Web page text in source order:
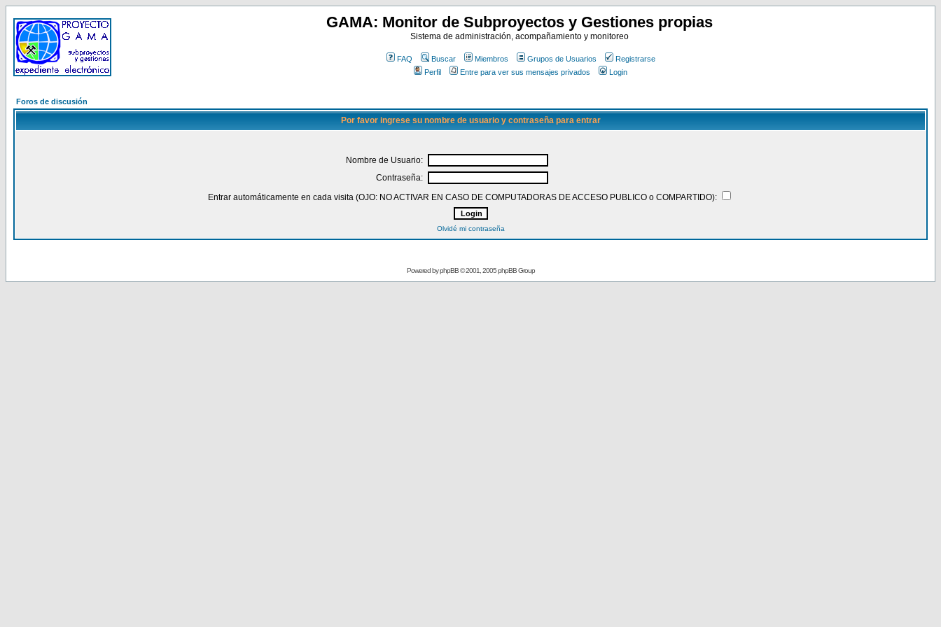
GAMA: Monitor de Subproyectos y Gestiones propias
Sistema de administración, acompañamiento y monitoreo
FAQ Buscar Miembros Grupos de Usuarios
Registrarse
Perfil
Entre para ver sus mensajes privados Login
Foros de discusión
Por favor ingrese su nombre de usuario y contraseña para entrar
Nombre de Usuario:
Contraseña:
Entrar automáticamente en cada visita (OJO: NO ACTIVAR EN CASO DE COMPUTADORAS DE ACCESO PUBLICO o COMPARTIDO):
Olvidé mi contraseña
Powered byphpBB© 2001, 2005 phpBB Group